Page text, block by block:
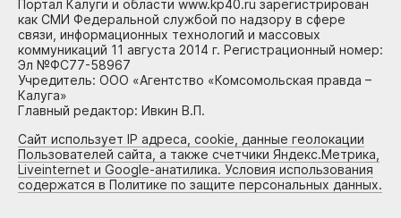
Портал Калуги и области www.kp40.ru зарегистрирован
как СМИ Федеральной службой по надзору в сфере
связи, информационных технологий и массовых
коммуникаций 11 августа 2014 г. Регистрационный номер:
Эл №ФС77-58967
Учредитель: ООО «Агентство «Комсомольская правда –
Калуга»
Главный редактор: Ивкин В.П.
Сайт использует IP адреса, cookie, данные геолокации
Пользователей сайта, а также счетчики Яндекс.Метрика,
Liveinternet и Google-анатилика. Условия использования
содержатся в Политике по защите персональных данных.